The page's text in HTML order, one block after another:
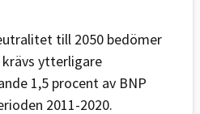
till 2050 bedömer
ytterligare
1,5 procent av BNP
2011-2020.